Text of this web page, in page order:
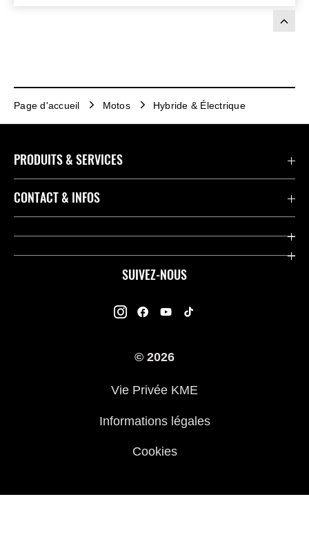
Page d'accueil Motos Hybride & Électrique
SUIVEZ-NOUS
PRODUITS & SERVICES
Accessoires & Pièces
Concessionnaires
Kawasaki Road Assistance
Questions Fréquemment Posées
CONTACT & INFOS
Contact
© 2026
Vie Privée KME
Informations légales
Cookies